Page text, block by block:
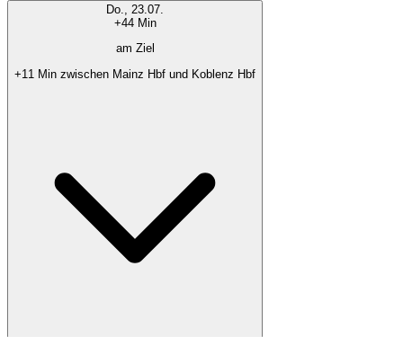
Do., 23.07.
+44 Min
am Ziel
+11 Min zwischen Mainz Hbf und Koblenz Hbf